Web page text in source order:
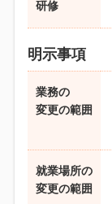
研修
明示事項
業務の
変更の範囲
就業場所の
変更の範囲